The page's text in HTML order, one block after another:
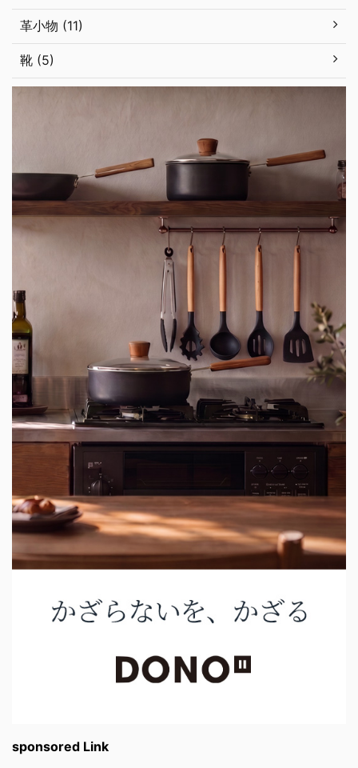
革小物 (11)
靴 (5)
sponsored Link